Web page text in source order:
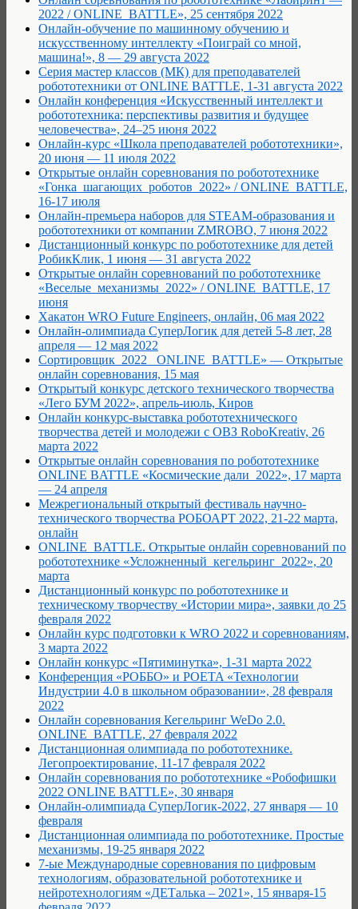
2022 / ONLINE_BATTLE», 25 сентября 2022
Онлайн-обучение по машинному обучению и
искусственному интеллекту «Поиграй со мной,
машина!», 8 — 29 августа 2022
Серия мастер классов (МК) для преподавателей
робототехники от ONLINE BATTLE, 1-31 августа 2022
Онлайн конференция «Искусственный интеллект и
робототехника: перспективы развития и будущее
человечества», 24–25 июня 2022
Онлайн-курс «Школа преподавателей робототехники»,
20 июня — 11 июля 2022
Открытые онлайн соревнования по робототехнике
«Гонка_шагающих_роботов_2022» / ONLINE_BATTLE,
16-17 июля
Онлайн-премьера наборов для STEAM-образования и
робототехники от компании ZMROBO, 7 июня 2022
Дистанционный конкурс по робототехнике для детей
РобикКлик, 1 июня — 31 августа 2022
Открытые онлайн соревнований по робототехнике
«Веселые_механизмы_2022» / ONLINE_BATTLE, 17
июня
Хакатон WRO Future Engineers, онлайн, 06 мая 2022
Онлайн-олимпиада СуперЛогик для детей 5-8 лет, 28
апреля — 12 мая 2022
Сортировщик_2022 _ONLINE_BATTLE» — Открытые
онлайн соревнования, 15 мая
Открытый конкурс детского технического творчества
«Лего БУМ 2022», апрель-июль, Киров
Онлайн конкурс-выставка робототехнического
творчества детей и молодежи с ОВЗ RoboKreativ, 26
марта 2022
Открытые онлайн соревнования по робототехнике
ONLINE BATTLE «Космические дали_2022», 17 марта
— 24 апреля
Межрегиональный открытый фестиваль научно-
технического творчества РОБОАРТ 2022, 21-22 марта,
онлайн
ONLINE_BATTLE. Открытые онлайн соревнований по
робототехнике «Усложненный_кегельринг_2022», 20
марта
Дистанционный конкурс по робототехнике и
техническому творчеству «Истории мира», заявки до 25
февраля 2022
Онлайн курс подготовки к WRO 2022 и соревнованиям,
3 марта 2022
Онлайн конкурс «Пятиминутка», 1-31 марта 2022
Конференция «РОББО» и POETA «Технологии
Индустрии 4.0 в школьном образовании», 28 февраля
2022
Онлайн соревнования Кегельринг WeDo 2.0.
ONLINE_BATTLE, 27 февраля 2022
Дистанционная олимпиада по робототехнике.
Легопроектирование, 11-17 февраля 2022
Онлайн соревнования по робототехнике «Робофишки
2022 ONLINE BATTLE», 30 января
Онлайн-олимпиада СуперЛогик-2022, 27 января — 10
февраля
Дистанционная олимпиада по робототехнике. Простые
механизмы, 19-25 января 2022
7-ые Международные соревнования по цифровым
технологиям, образовательной робототехнике и
нейротехнологиям «ДЕТалька – 2021», 15 января-15